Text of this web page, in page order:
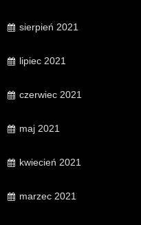
sierpień 2021
lipiec 2021
czerwiec 2021
maj 2021
kwiecień 2021
marzec 2021